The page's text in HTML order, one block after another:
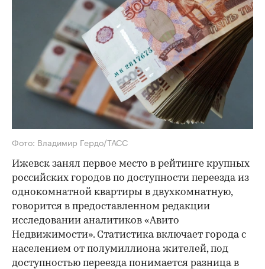
Фото: Владимир Гердо/ТАСС
Ижевск занял первое место в рейтинге крупных
российских городов по доступности переезда из
однокомнатной квартиры в двухкомнатную,
говорится в предоставленном редакции
исследовании аналитиков «Авито
Недвижимости». Статистика включает города с
населением от полумиллиона жителей, под
доступностью переезда понимается разница в